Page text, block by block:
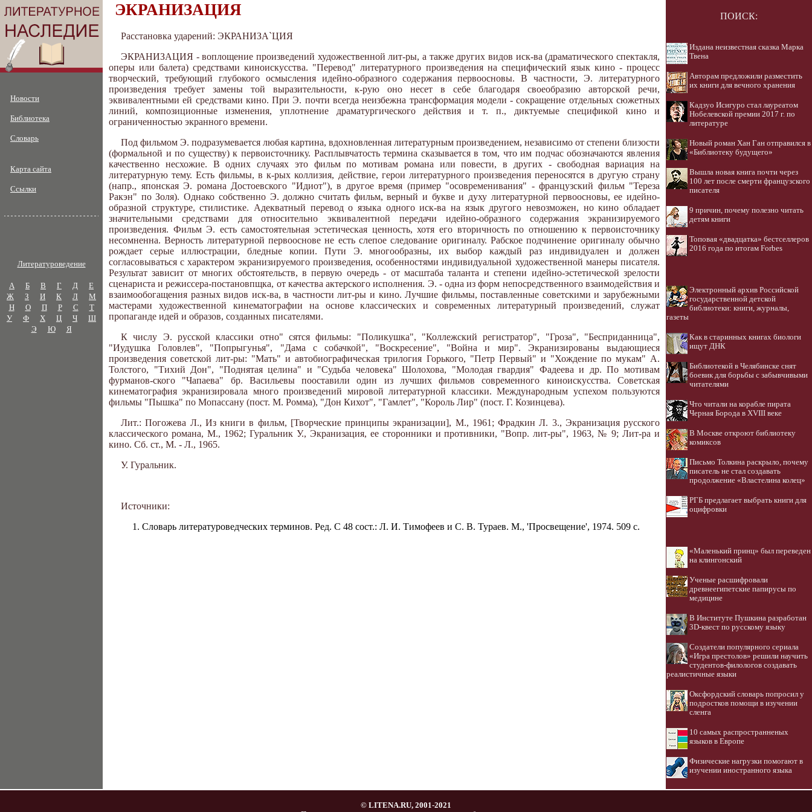
Новости
Библиотека
Словарь
Карта сайта
Ссылки
Литературоведение
А Б В Г Д
Е
Ж
З И К Л
М
Н
О П Р С
Т
У
Ф Х Ц Ч
Ш
Э
Ю Я
ЭКРАНИЗАЦИЯ
Расстановка ударений: ЭКРАНИЗА`ЦИЯ
ЭКРАНИЗАЦИЯ - воплощение произведений художественной лит-ры, а также других видов иск-ва (драматического спектакля,
оперы или балета) средствами киноискусства. "Перевод" литературного произведения на специфический язык кино - процесс
творческий, требующий глубокого осмысления идейно-образного содержания первоосновы. В частности, Э. литературного
произведения требует замены той выразительности, к-рую оно несет в себе благодаря своеобразию авторской речи,
эквивалентными ей средствами кино. При Э. почти всегда неизбежна трансформация модели - сокращение отдельных сюжетных
линий, композиционные изменения, уплотнение драматургического действия и т. п., диктуемые спецификой кино и
ограниченностью экранного времени.
Под фильмом Э. подразумевается любая картина, вдохновленная литературным произведением, независимо от степени близости
(формальной и по существу) к первоисточнику. Расплывчатость термина сказывается в том, что им подчас обозначаются явления
качественно несхожие. В одних случаях это фильм по мотивам романа или повести, в других - свободная вариация на
литературную тему. Есть фильмы, в к-рых коллизия, действие, герои литературного произведения переносятся в другую страну
(напр., японская Э. романа Достоевского "Идиот"), в другое время (пример "осовременивания" - французский фильм "Тереза
Ракэн" по Золя). Однако собственно Э. должно считать фильм, верный и букве и духу литературной первоосновы, ее идейно-
образной структуре, стилистике. Адекватный перевод о языка одного иск-ва на язык другого невозможен, но кино обладает
значительными средствами для относительно эквивалентной передачи идейно-образного содержания экранизируемого
произведения. Фильм Э. есть самостоятельная эстетическая ценность, хотя его вторичность по отношению к первоисточнику
несомненна. Верность литературной первооснове не есть слепое следование оригиналу. Рабское подчинение оригиналу обычно
рождает серые иллюстрации, бледные копии. Пути Э. многообразны, их выбор каждый раз индивидуален и должен
согласовываться с характером экранизируемого произведения, особенностями индивидуальной художественной манеры писателя.
Результат зависит от многих обстоятельств, в первую очередь - от масштаба таланта и степени идейно-эстетической зрелости
сценариста и режиссера-постановпщка, от качества актерского исполнения. Э. - одна из форм непосредственного взаимодействия и
взаимообогащения разных видов иск-ва, в частности лит-ры и кино. Лучшие фильмы, поставленные советскими и зарубежными
мастерами художественной кинематографии на основе классических и современных литературный произведений, служат
пропаганде идей и образов, созданных писателями.
К числу Э. русской классики отно" сятся фильмы: "Поликушка", "Коллежский регистратор", "Гроза", "Бесприданница",
"Иудушка Головлев", "Попрыгунья", "Дама с собачкой", "Воскресение", "Война и мир". Экранизированы выдающиеся
произведения советской лит-ры: "Мать" и автобиографическая трилогия Горького, "Петр Первый" и "Хождение по мукам" А.
Толстого, "Тихий Дон", "Поднятая целина" и "Судьба человека" Шолохова, "Молодая гвардия" Фадеева и др. По мотивам
фурманов-ского "Чапаева" бр. Васильевы пооставили один из лучших фильмов современного киноискусства. Советская
кинематография экранизировала много произведений мировой литературной классики. Международным успехом пользуются
фильмы "Пышка" по Мопассану (пост. М. Ромма), "Дон Кихот", "Гамлет", "Король Лир" (пост. Г. Козинцева).
Лит.: Погожева Л., Из книги в фильм, [Творческие принципы экранизации], М., 1961; Фрадкин Л. 3., Экранизация русского
классического романа, М., 1962; Гуральник У., Экранизация, ее сторонники и противники, "Вопр. лит-ры", 1963, № 9; Лит-ра и
кино. Сб. ст., М. - Л., 1965.
У. Гуральник.
Источники:
Словарь литературоведческих терминов. Ред. С 48 сост.: Л. И. Тимофеев и С. В. Тураев. М., 'Просвещение', 1974. 509 с.
ПОИСК:
Издана неизвестная сказка Марка
Твена
Авторам предложили разместить
их книги для вечного хранения
Кадзуо Исигуро стал лауреатом
Нобелевской премии 2017 г. по
литературе
Новый роман Хан Ган отправился в
«Библиотеку будущего»
Вышла новая книга почти через
100 лет после смерти французского
писателя
9 причин, почему полезно читать
детям книги
Топовая «двадцатка» бестселлеров
2016 года по итогам Forbes
Электронный архив Российской
государственной детской
библиотеки: книги, журналы,
газеты
Как в старинных книгах биологи
ищут ДНК
Библиотекой в Челябинске снят
боевик для борьбы с забывчивыми
читателями
Что читали на корабле пирата
Черная Борода в XVIII веке
В Москве откроют библиотеку
комиксов
Письмо Толкина раскрыло, почему
писатель не стал создавать
продолжение «Властелина колец»
РГБ предлагает выбрать книги для
оцифровки
«Маленький принц» был переведен
на клингонский
Ученые расшифровали
древнеегипетские папирусы по
медицине
В Институте Пушкина разработан
3D-квест по русскому языку
Создатели популярного сериала
«Игра престолов» решили научить
студентов-филологов создавать
реалистичные языки
Оксфордский словарь попросил у
подростков помощи в изучении
сленга
10 самых распространненых
языков в Европе
Физические нагрузки помогают в
изучении иностранного языка
© LITENA.RU, 2001-2021